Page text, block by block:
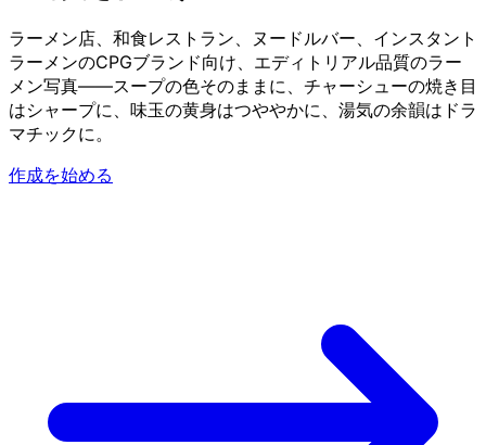
ラーメン店、和食レストラン、ヌードルバー、インスタント
ラーメンのCPGブランド向け、エディトリアル品質のラー
メン写真——スープの色そのままに、チャーシューの焼き目
はシャープに、味玉の黄身はつややかに、湯気の余韻はドラ
マチックに。
作成を始める